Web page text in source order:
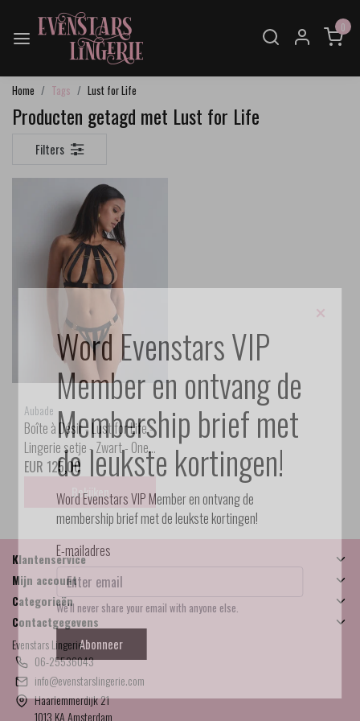
0
Home Tags Lust for Life
Producten getagd met Lust for Life
Filters
Aubade
Boîte à Désir - Lust for Life -
Lingerie setje - Zwart - One
size
EUR 125,00
Bekijken
Klantenservice
Mijn account
Categorieën
Contactgegevens
Evenstars Lingerie
06-25536043
info@evenstarslingerie.com
Haarlemmerdijk 21
1013 KA Amsterdam
×
Word Evenstars VIP
Member en ontvang de
Membership brief met
de leukste kortingen!
Word Evenstars VIP Member en ontvang de
membership brief met de leukste kortingen!
E-mailadres
We'll never share your email with anyone else.
Abonneer